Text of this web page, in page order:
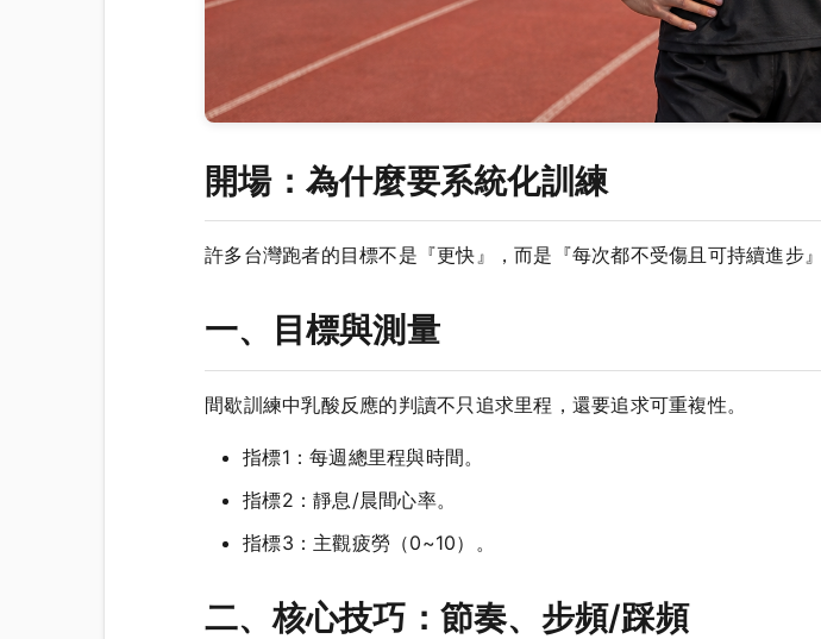
開場：為什麼要系統化訓練
許多台灣跑者的目標不是『更快』，而是『每次都不受傷且可持續進步
一、目標與測量
間歇訓練中乳酸反應的判讀不只追求里程，還要追求可重複性。
指標1：每週總里程與時間。
指標2：靜息/晨間心率。
指標3：主觀疲勞（0~10）。
二、核心技巧：節奏、步頻/踩頻